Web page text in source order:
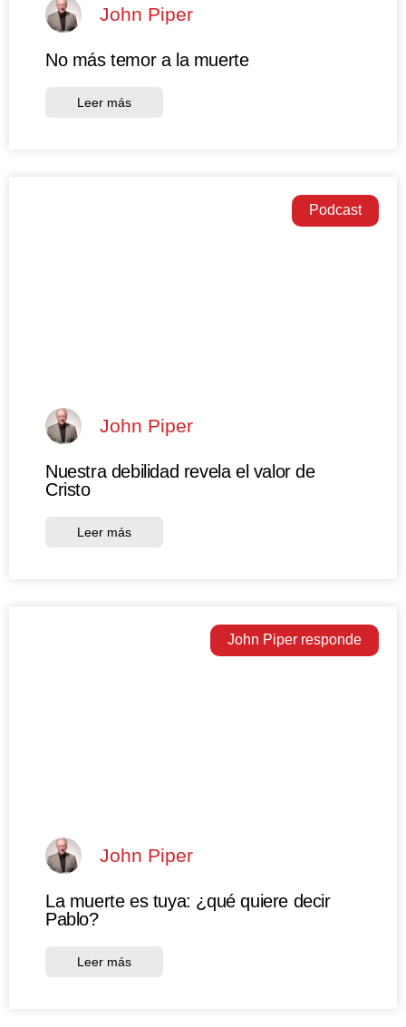
John Piper
No más temor a la muerte
Leer más
Podcast
John Piper
Nuestra debilidad revela el valor de
Cristo
Leer más
John Piper responde
John Piper
La muerte es tuya: ¿qué quiere decir
Pablo?
Leer más